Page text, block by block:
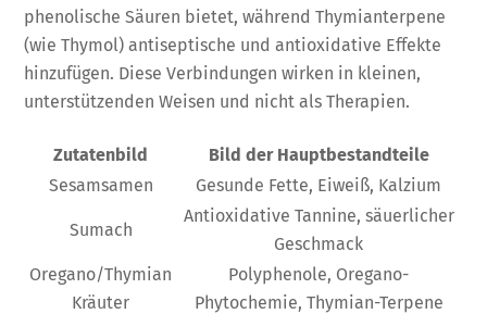
phenolische Säuren bietet, während Thymianterpene
(wie Thymol) antiseptische und antioxidative Effekte
hinzufügen. Diese Verbindungen wirken in kleinen,
unterstützenden Weisen und nicht als Therapien.
Zutatenbild
Bild der Hauptbestandteile
Sesamsamen
Gesunde Fette, Eiweiß, Kalzium
Sumach
Antioxidative Tannine, säuerlicher
Geschmack
Oregano/Thymian
Kräuter
Polyphenole, Oregano-
Phytochemie, Thymian-Terpene